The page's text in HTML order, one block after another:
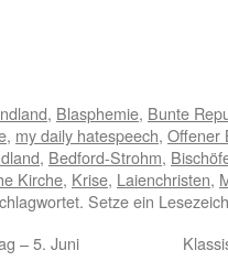
, Blasphemie, Bunte
, my daily hatespeech, Offener
, Bedford-Strohm,
Kirche, Krise, Laienchristen,
Setze ein
– 5. Juni